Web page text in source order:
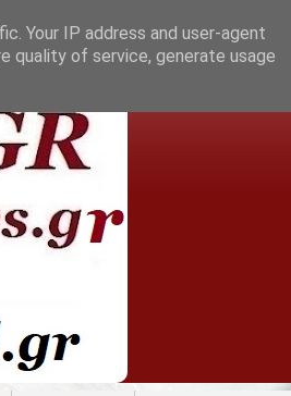
Your IP address and user-agent
quality of service, generate usage